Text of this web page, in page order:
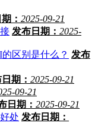
： 2025-09-21
发布日期： 2025-
区别是什么？ 发布
期： 2025-09-21
09-21
日期： 2025-09-21
处 发布日期：